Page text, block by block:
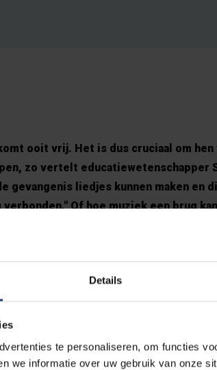
Details
te personaliseren, om functies
we informatie over uw gebruik van onze
ooit vrij. Het is dus cruciaal om
zo vertelt educatiewetenschapper
gevangenis liedjes kunnen maken en
Of hoe muziek een brug